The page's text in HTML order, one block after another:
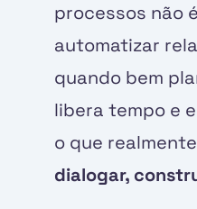
processos não
automatizar
quando bem
libera tempo e
o que
dialogar,